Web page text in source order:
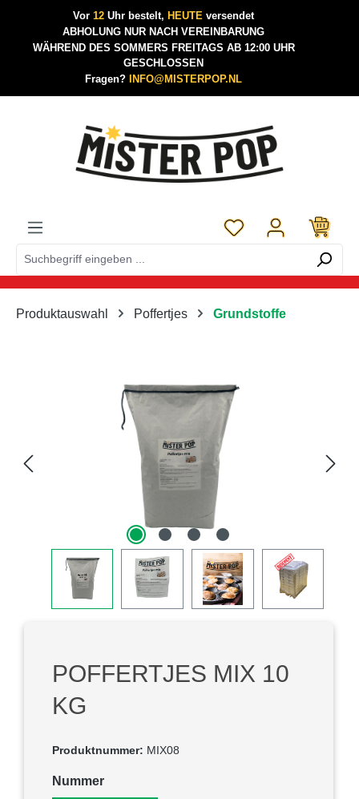
Zum Hauptinhalt springen
Vor 12 Uhr bestelt, HEUTE versendet
ABHOLUNG NUR NACH VEREINBARUNG
WÄHREND DES SOMMERS FREITAGS AB 12:00 UHR
GESCHLOSSEN
Fragen?
INFO@MISTERPOP.NL
Du hast 0 Produkte
Produktauswahl Poffertjes Grundstoffe
POFFERTJES MIX 10
KG
Produktnummer: MIX08
Nummerauswählen